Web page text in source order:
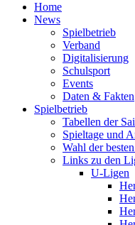
Home
News
Spielbetrieb
Verband
Digitalisierung
Schulsport
Events
Daten & Fakten
Spielbetrieb
Tabellen der
Spieltage und
Wahl der
Links zu den
U-Ligen